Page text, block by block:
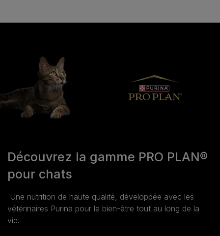
Découvrez la gamme PRO PLAN®
pour chats
Une nutrition de haute qualité, développée avec les
vétérinaires Purina pour le bien‑être tout au long de la
vie.